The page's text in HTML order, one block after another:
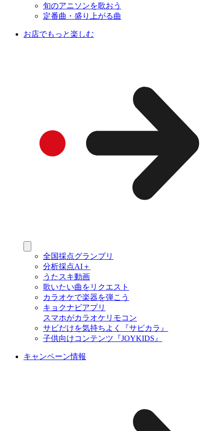
旬のアニソンを歌おう
定番曲・盛り上がる曲
お店でもっと楽しむ
全国採点グランプリ
分析採点AI＋
うたスキ動画
歌いたい曲をリクエスト
カラオケで楽器を弾こう
キョクナビアプリ
スマホがカラオケリモコン
サビだけを気持ちよく『サビカラ』
子供向けコンテンツ『JOYKIDS』
キャンペーン情報